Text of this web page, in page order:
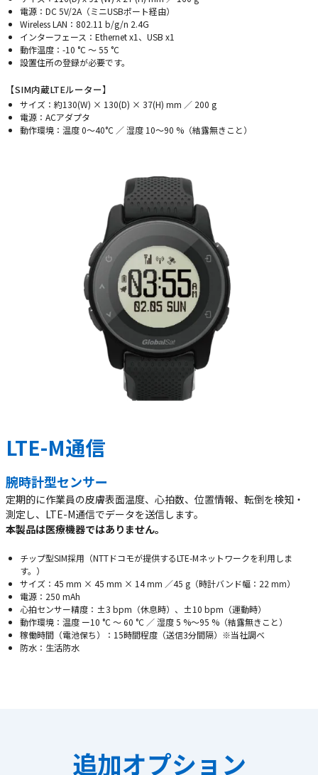
電源：DC 5V/2A（ミニUSBポート経由）
Wireless LAN：802.11 b/g/n 2.4G
インターフェース：Ethernet x1、USB x1
動作温度：-10 °C 〜 55 °C
設置住所の登録が必要です。
【SIM内蔵LTEルーター】
サイズ：約130(W) × 130(D) × 37(H) mm ∕ 200 g
電源：ACアダプタ
動作環境：温度 0〜40°C ∕ 湿度 10〜90 %（結露無きこと）
LTE-M通信
腕時計型センサー
定期的に作業員の⽪膚表⾯温度、⼼拍数、位置情報、転倒を検知‧
測定し、LTE-M通信でデータを送信します。
本製品は医療機器ではありません。
チップ型SIM採用（NTTドコモが提供するLTE-Mネットワークを利用しま
す。）
サイズ：45 mm × 45 mm × 14 mm ∕45 g（時計バンド幅：22 mm）
電源：250 mAh
⼼拍センサー精度：±3 bpm（休息時）、±10 bpm（運動時）
動作環境：温度 ー10 °C 〜 60 °C ∕ 湿度 5 %〜95 %（結露無きこと）
稼働時間（電池保ち）：15時間程度（送信3分間隔）※当社調べ
防⽔：⽣活防⽔
追加オプション